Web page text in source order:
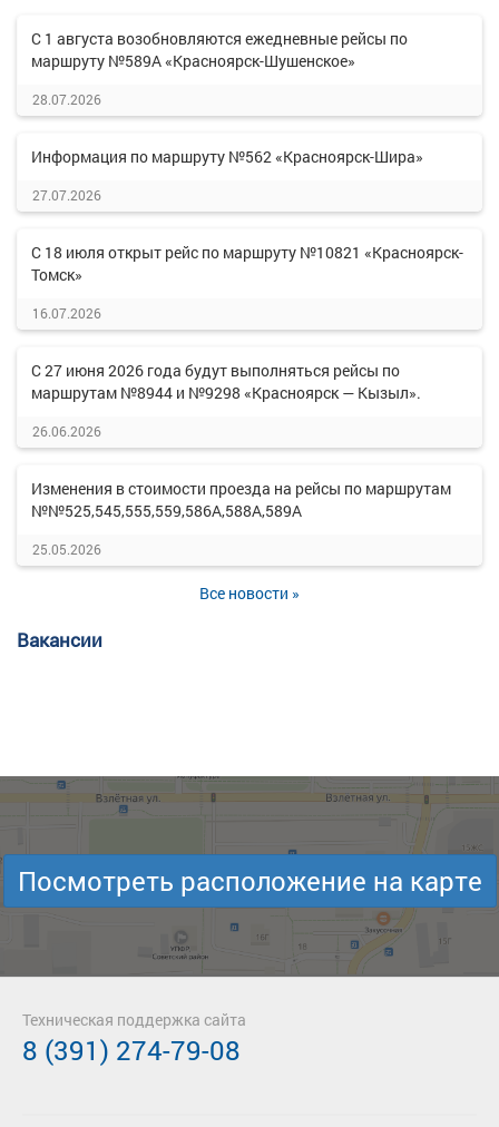
С 1 августа возобновляются ежедневные рейсы по
маршруту №589А «Красноярск-Шушенское»
28.07.2026
Информация по маршруту №562 «Красноярск-Шира»
27.07.2026
С 18 июля открыт рейс по маршруту №10821 «Красноярск-
Томск»
16.07.2026
С 27 июня 2026 года будут выполняться рейсы по
маршрутам №8944 и №9298 «Красноярск — Кызыл».
26.06.2026
Изменения в стоимости проезда на рейсы по маршрутам
№№525,545,555,559,586А,588А,589А
25.05.2026
Все новости »
Вакансии
Посмотреть расположение на карте
Техническая поддержка сайта
8 (391) 274-79-08